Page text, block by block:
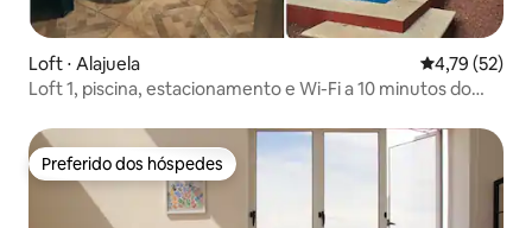
Loft ⋅ Alajuela 4,79 de uma
4,79 (52)
Loft 1, piscina, estacionamento e Wi-Fi a 10 minutos do
Preferido dos hóspedes
Preferido dos hóspedes